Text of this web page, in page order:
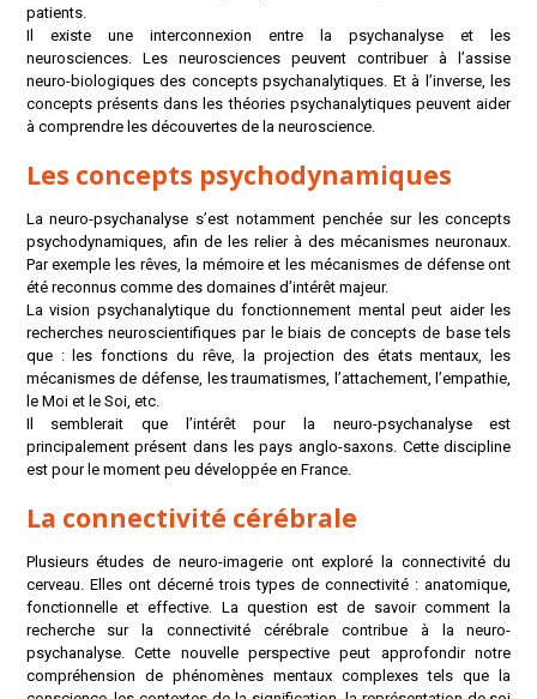
patients.
Il existe une interconnexion entre la psychanalyse et les
neurosciences. Les neurosciences peuvent contribuer à l’assise
neuro-biologiques des concepts psychanalytiques. Et à l’inverse, les
concepts présents dans les théories psychanalytiques peuvent aider
à comprendre les découvertes de la neuroscience.
Les concepts psychodynamiques
La neuro-psychanalyse s’est notamment penchée sur les concepts
psychodynamiques, afin de les relier à des mécanismes neuronaux.
Par exemple les rêves, la mémoire et les mécanismes de défense ont
été reconnus comme des domaines d’intérêt majeur.
La vision psychanalytique du fonctionnement mental peut aider les
recherches neuroscientifiques par le biais de concepts de base tels
que : les fonctions du rêve, la projection des états mentaux, les
mécanismes de défense, les traumatismes, l’attachement, l’empathie,
le Moi et le Soi, etc.
Il semblerait que l’intérêt pour la neuro-psychanalyse est
principalement présent dans les pays anglo-saxons. Cette discipline
est pour le moment peu développée en France.
La connectivité cérébrale
Plusieurs études de neuro-imagerie ont exploré la connectivité du
cerveau. Elles ont décerné trois types de connectivité : anatomique,
fonctionnelle et effective. La question est de savoir comment la
recherche sur la connectivité cérébrale contribue à la neuro-
psychanalyse. Cette nouvelle perspective peut approfondir notre
compréhension de phénomènes mentaux complexes tels que la